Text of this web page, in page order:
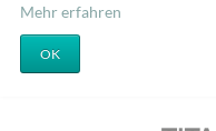
Mehr erfahren
OK